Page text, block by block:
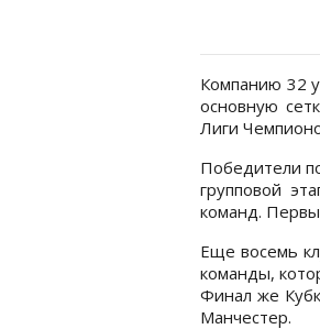
Компанию 32
основную
Лиги
Победители
групповой
команд.
Еще восемь
команды,
Финал же
Манчестер.